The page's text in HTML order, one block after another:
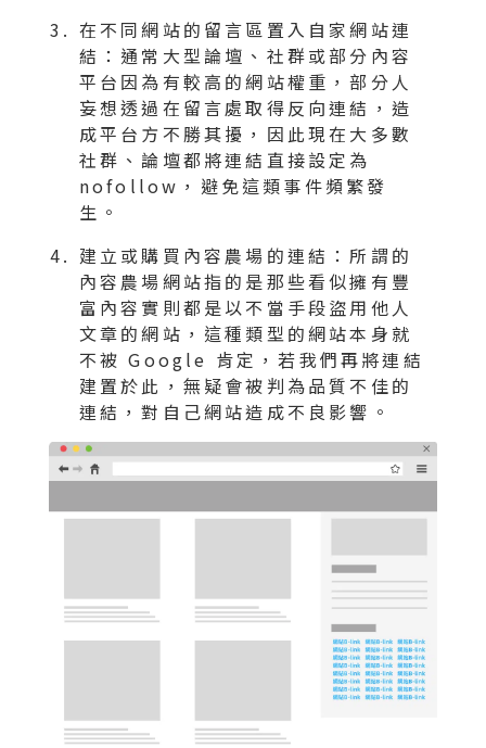
在不同網站的留言區置入自家網站連
結：通常大型論壇、社群或部分內容
平台因為有較高的網站權重，部分人
妄想透過在留言處取得反向連結，造
成平台方不勝其擾，因此現在大多數
社群、論壇都將連結直接設定為
nofollow，避免這類事件頻繁發
生。
建立或購買內容農場的連結：所謂的
內容農場網站指的是那些看似擁有豐
富內容實則都是以不當手段盜用他人
文章的網站，這種類型的網站本身就
不被 Google 肯定，若我們再將連結
建置於此，無疑會被判為品質不佳的
連結，對自己網站造成不良影響。